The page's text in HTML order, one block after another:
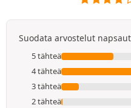
Suodata arvostelut
5 tähteä
4 tähteä
3 tähteä
2 tähteä